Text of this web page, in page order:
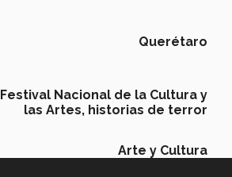
Querétaro
Festival Nacional de la Cultura y
las Artes, historias de terror
Arte y Cultura